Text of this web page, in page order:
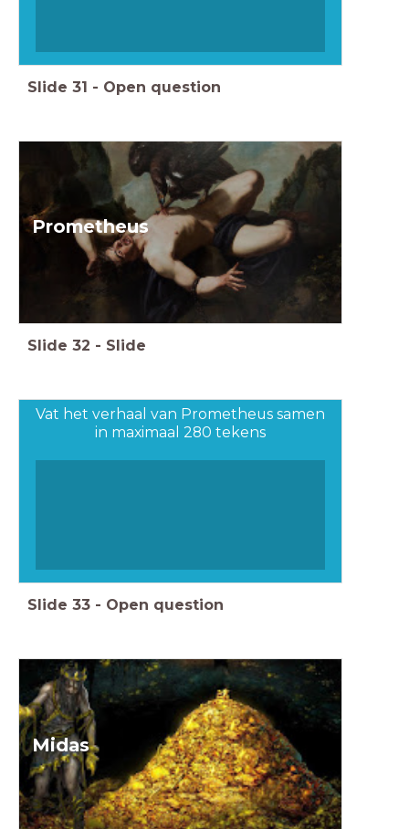
Slide 31 - Open question
Prometheus
Slide 32 - Slide
Vat het verhaal van Prometheus samen
in maximaal 280 tekens
Slide 33 - Open question
Midas